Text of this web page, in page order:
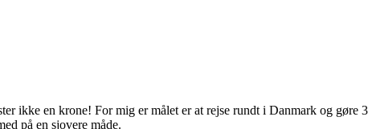
ikke en krone! For mig er målet er at rejse rundt i Danmark og gøre
på en sjovere måde.